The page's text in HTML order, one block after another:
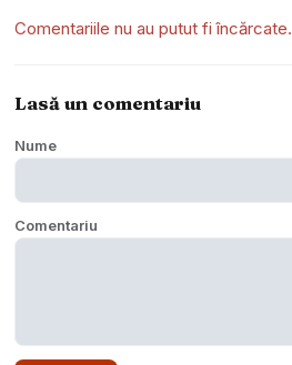
Comentariile nu au putut fi încărcate.
Lasă un comentariu
Nume
Comentariu